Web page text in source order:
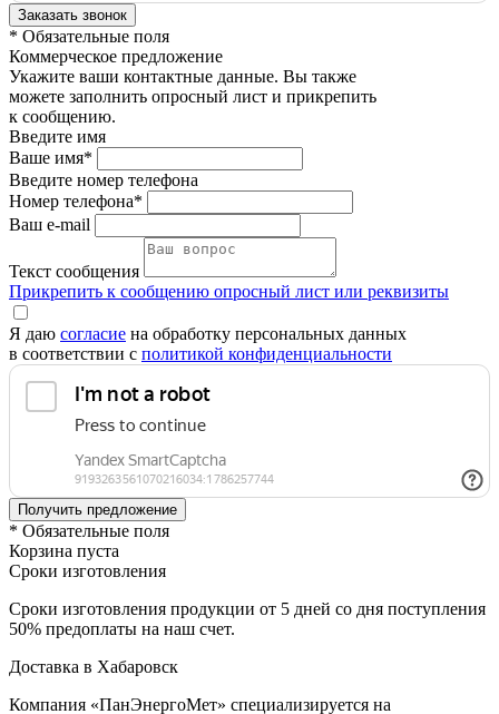
* Обязательные поля
Коммерческое предложение
Укажите ваши контактные данные. Вы также
можете заполнить опросный лист и прикрепить
к сообщению.
Введите имя
Ваше имя*
Введите номер телефона
Номер телефона*
Ваш e-mail
Текст сообщения
Прикрепить к сообщению опросный лист или реквизиты
Я даю согласие на обработку персональных данных
в соответствии с политикой конфиденциальности
* Обязательные поля
Корзина пуста
Сроки изготовления
Сроки изготовления продукции от 5 дней со дня поступления
50% предоплаты на наш счет.
Доставка в Хабаровск
Компания «ПанЭнергоМет» специализируется на